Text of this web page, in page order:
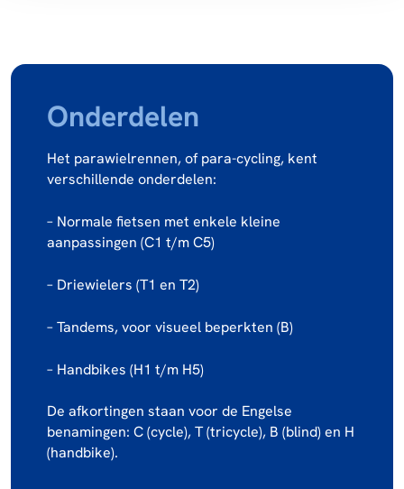
Onderdelen
Het parawielrennen, of para-cycling, kent
verschillende onderdelen:
– Normale fietsen met enkele kleine
aanpassingen (C1 t/m C5)
– Driewielers (T1 en T2)
– Tandems, voor visueel beperkten (B)
– Handbikes (H1 t/m H5)
De afkortingen staan voor de Engelse
benamingen: C (cycle), T (tricycle), B (blind) en H
(handbike).